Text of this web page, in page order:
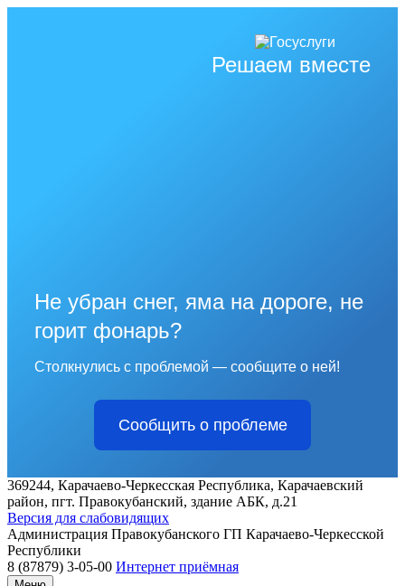
Решаем вместе
Не убран снег, яма на дороге, не
горит фонарь?
Столкнулись с проблемой — сообщите о ней!
Сообщить о проблеме
369244, Карачаево-Черкесская Республика, Карачаевский
район, пгт. Правокубанский, здание АБК, д.21
Версия для слабовидящих
Администрация Правокубанского ГП Карачаево-Черкесской
Республики
8 (87879) 3-05-00 Интернет приёмная